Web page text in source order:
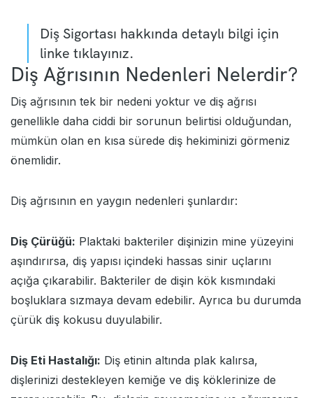
Diş Sigortası hakkında detaylı bilgi için
linke tıklayınız.
Diş Ağrısının Nedenleri Nelerdir?
Diş ağrısının tek bir nedeni yoktur ve diş ağrısı
genellikle daha ciddi bir sorunun belirtisi olduğundan,
mümkün olan en kısa sürede diş hekiminizi görmeniz
önemlidir.
Diş ağrısının en yaygın nedenleri şunlardır:
Diş Çürüğü: Plaktaki bakteriler dişinizin mine yüzeyini
aşındırırsa, diş yapısı içindeki hassas sinir uçlarını
açığa çıkarabilir. Bakteriler de dişin kök kısmındaki
boşluklara sızmaya devam edebilir. Ayrıca bu durumda
çürük diş kokusu duyulabilir.
Diş Eti Hastalığı: Diş etinin altında plak kalırsa,
dişlerinizi destekleyen kemiğe ve diş köklerinize de